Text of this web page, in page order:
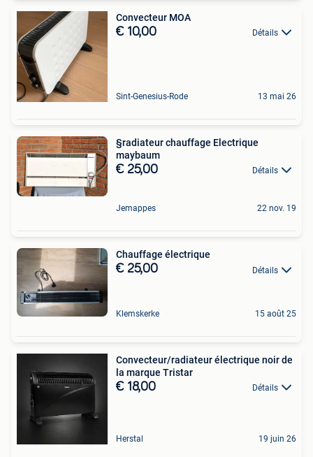
Convecteur MOA
€ 10,00 Détails
Sint-Genesius-Rode 13 mai 26
§radiateur chauffage Electrique
maybaum
€ 25,00 Détails
Jemappes 22 nov. 19
Chauffage électrique
€ 25,00 Détails
Klemskerke 15 août 25
Convecteur/radiateur électrique noir de
la marque Tristar
€ 18,00 Détails
Herstal 19 juin 26